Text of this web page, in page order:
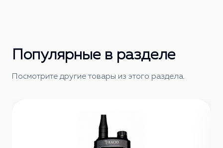
Популярные в разделе
Посмотрите другие товары из этого раздела.